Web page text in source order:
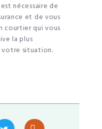
nécessaire de
et de vous
courtier qui vous
la plus
votre situation.